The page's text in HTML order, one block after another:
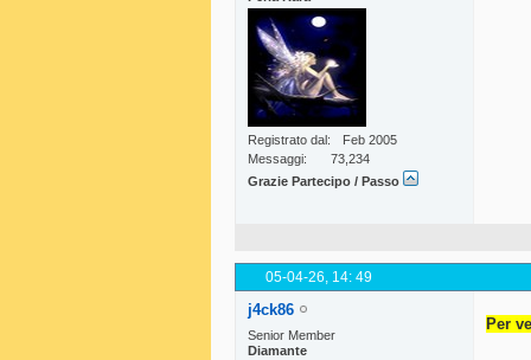
Registrato dal
Feb 2005
Messaggi
73,234
Grazie Partecipo / Passo
05-04-26, 14: 49
j4ck86
Senior Member
Diamante
Per